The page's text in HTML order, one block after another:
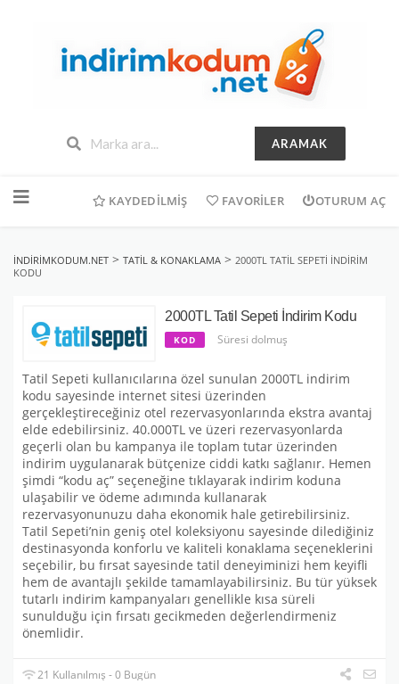
ARAMAK
geç
KAYDEDILMIŞ FAVORILER OTURUM AÇ
INDIRIMKODUM.NET > TATIL & KONAKLAMA > 2000TL TATIL SEPETI İNDIRIM
KODU
2000TL Tatil Sepeti İndirim Kodu
KOD Süresi dolmuş
Tatil Sepeti kullanıcılarına özel sunulan 2000TL indirim
kodu sayesinde internet sitesi üzerinden
gerçekleştireceğiniz otel rezervasyonlarında ekstra avantaj
elde edebilirsiniz. 40.000TL ve üzeri rezervasyonlarda
geçerli olan bu kampanya ile toplam tutar üzerinden
indirim uygulanarak bütçenize ciddi katkı sağlanır. Hemen
şimdi “kodu aç” seçeneğine tıklayarak indirim koduna
ulaşabilir ve ödeme adımında kullanarak
rezervasyonunuzu daha ekonomik hale getirebilirsiniz.
Tatil Sepeti’nin geniş otel koleksiyonu sayesinde dilediğiniz
destinasyonda konforlu ve kaliteli konaklama seçeneklerini
seçebilir, bu fırsat sayesinde tatil deneyiminizi hem keyifli
hem de avantajlı şekilde tamamlayabilirsiniz. Bu tür yüksek
tutarlı indirim kampanyaları genellikle kısa süreli
sunulduğu için fırsatı gecikmeden değerlendirmeniz
önemlidir.
21 Kullanılmış - 0 Bugün